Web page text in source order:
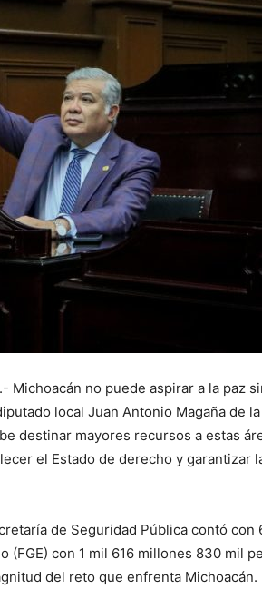
Michoacán no puede aspirar a la paz
local Juan Antonio Magaña de la
destinar mayores recursos a estas
el Estado de derecho y garantizar
de Seguridad Pública contó con
(FGE) con 1 mil 616 millones 830 mil
del reto que enfrenta Michoacán.